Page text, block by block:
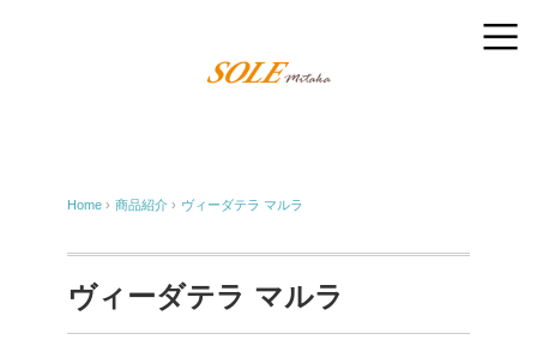
Home › 商品紹介 › ヴィーダテラ マルラ
ヴィーダテラ マルラ